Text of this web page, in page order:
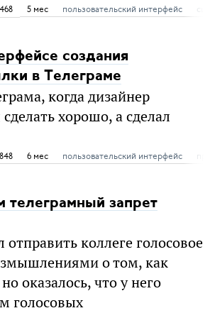
5 мес пользовательский интерфейс
создания
в Телеграме
когда дизайнер
хорошо, а сделал
6 мес пользовательский интерфейс
телеграмный запрет
отправить коллеге голосовое
о том, как
оказалось, что у него
голосовых